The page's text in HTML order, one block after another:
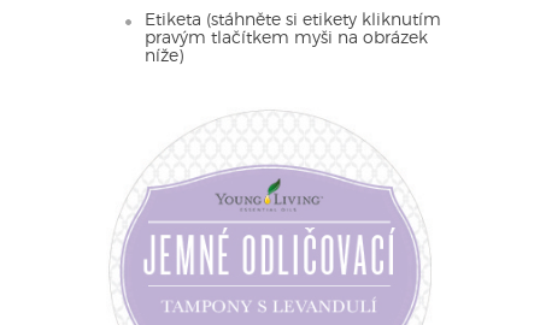
Etiketa (stáhněte si etikety kliknutím
pravým tlačítkem myši na obrázek
níže)